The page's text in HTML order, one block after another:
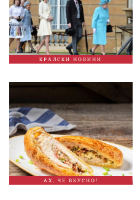
КРАЛСКИ НОВИНИ
АХ, ЧЕ ВКУСНО!